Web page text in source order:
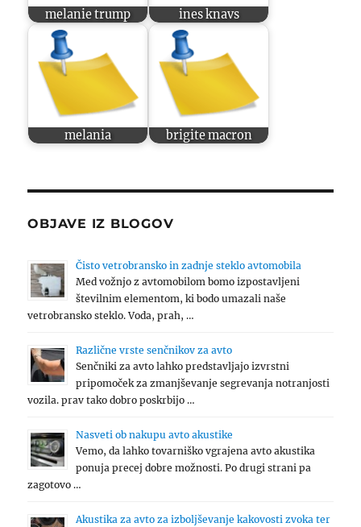
melanie trump ines knavs
melania brigite macron
OBJAVE IZ BLOGOV
Čisto vetrobransko in zadnje steklo avtomobila
Med vožnjo z avtomobilom bomo izpostavljeni
številnim elementom, ki bodo umazali naše
vetrobransko steklo. Voda, prah, …
Različne vrste senčnikov za avto
Senčniki za avto lahko predstavljajo izvrstni
pripomoček za zmanjševanje segrevanja notranjosti
vozila. prav tako dobro poskrbijo …
Nasveti ob nakupu avto akustike
Vemo, da lahko tovarniško vgrajena avto akustika
ponuja precej dobre možnosti. Po drugi strani pa
zagotovo …
Akustika za avto za izboljševanje kakovosti zvoka ter